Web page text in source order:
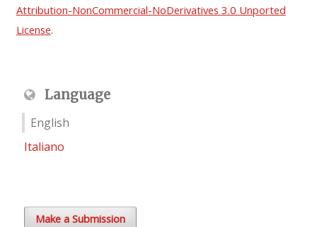
Attribution-NonCommercial-NoDerivatives 3.0 Unported
License.
Language
English
Italiano
Make a Submission